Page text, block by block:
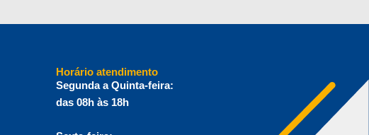
Horário atendimento
Segunda a Quinta-feira:
das 08h às 18h